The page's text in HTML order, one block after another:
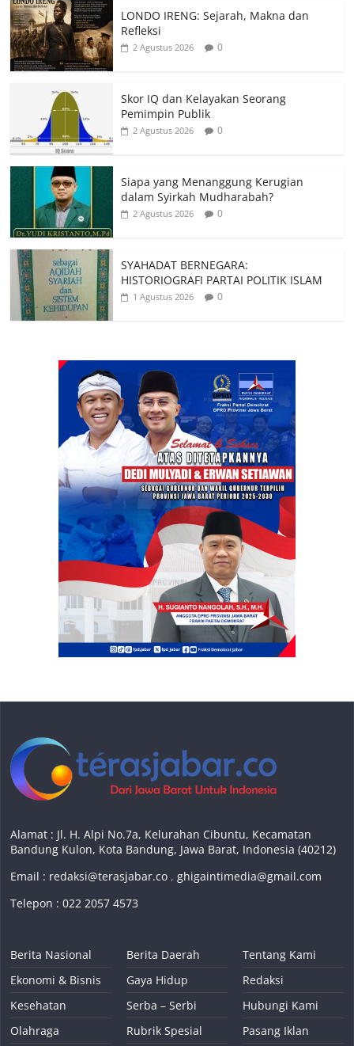
LONDO IRENG: Sejarah, Makna dan
Refleksi
2 Agustus 2026 0
Skor IQ dan Kelayakan Seorang
Pemimpin Publik
2 Agustus 2026 0
Siapa yang Menanggung Kerugian
dalam Syirkah Mudharabah?
2 Agustus 2026 0
SYAHADAT BERNEGARA:
HISTORIOGRAFI PARTAI POLITIK ISLAM
1 Agustus 2026 0
Alamat : Jl. H. Alpi No.7a, Kelurahan Cibuntu, Kecamatan
Bandung Kulon, Kota Bandung, Jawa Barat, Indonesia (40212)
Email : redaksi@terasjabar.co ,ghigaintimedia@gmail.com
Telepon : 022 2057 4573
Berita Nasional
Ekonomi & Bisnis
Kesehatan
Olahraga
Berita Daerah
Gaya Hidup
Serba – Serbi
Rubrik Spesial
Tentang Kami
Redaksi
Hubungi Kami
Pasang Iklan